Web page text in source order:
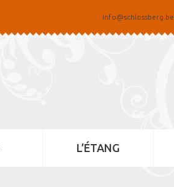
info@schlossberg.be
L’ÉTANG